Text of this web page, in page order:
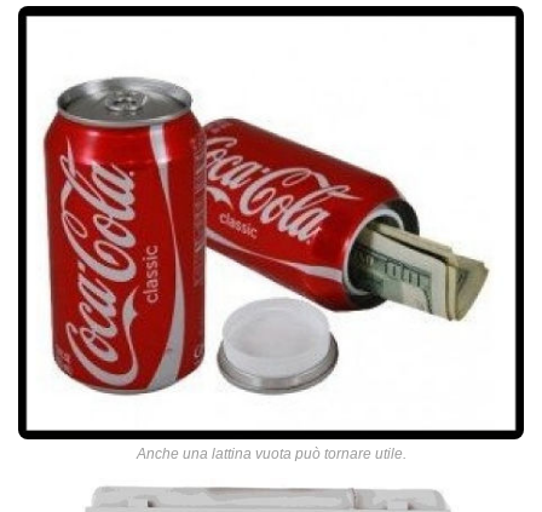
Anche una lattina vuota può tornare utile.